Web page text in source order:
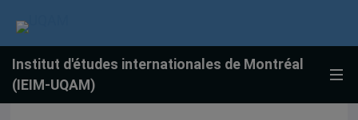
Institut d'études internationales de Montréal
(IEIM-UQAM)